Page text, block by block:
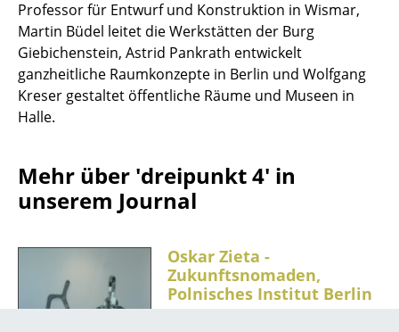
Stehleuchten & Leseleuchten
Bodenleuchten
Wandleuchten
Outdoor-Leuchten
... alle Leuchten
Einzelbetten
Professor für Entwurf und Konstruktion in Wismar,
Martin Büdel leitet die Werkstätten der Burg
Giebichenstein, Astrid Pankrath entwickelt
ganzheitliche Raumkonzepte in Berlin und Wolfgang
Kreser gestaltet öffentliche Räume und Museen in
Halle.
Mehr über 'dreipunkt 4' in
unserem Journal
Oskar Zieta -
Zukunftsnomaden,
Polnisches Institut Berlin